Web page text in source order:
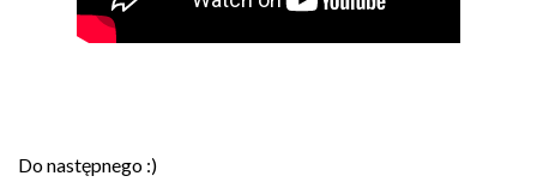
Do następnego :)